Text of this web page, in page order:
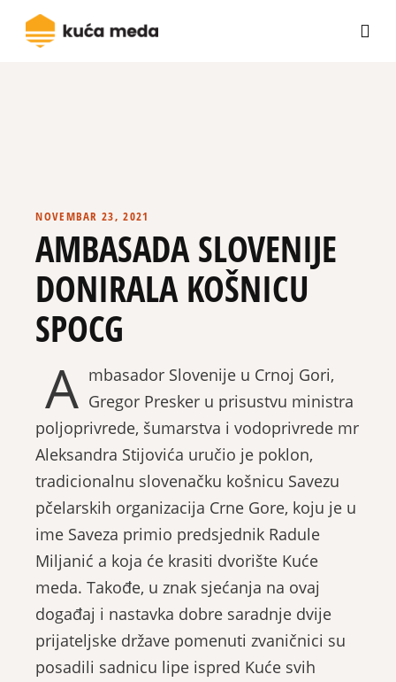
NOVEMBAR 23, 2021
AMBASADA SLOVENIJE
DONIRALA KOŠNICU
SPOCG
A mbasador Slovenije u Crnoj Gori,
Gregor Presker u prisustvu ministra
poljoprivrede, šumarstva i vodoprivrede mr
Aleksandra Stijovića uručio je poklon,
tradicionalnu slovenačku košnicu Savezu
pčelarskih organizacija Crne Gore, koju je u
ime Saveza primio predsjednik Radule
Miljanić a koja će krasiti dvorište Kuće
meda. Takođe, u znak sjećanja na ovaj
događaj i nastavka dobre saradnje dvije
prijateljske države pomenuti zvaničnici su
posadili sadnicu lipe ispred Kuće svih